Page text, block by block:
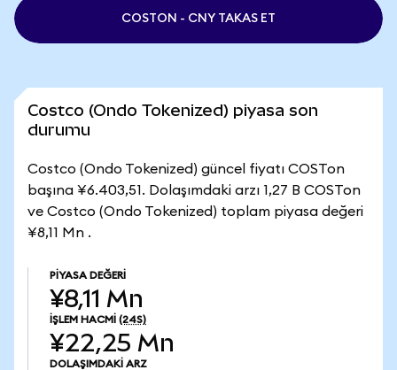
COSTON - CNY TAKAS ET
Costco (Ondo Tokenized) piyasa son
durumu
Costco (Ondo Tokenized) güncel fiyatı COSTon
başına ¥6.403,51. Dolaşımdaki arzı 1,27 B COSTon
ve Costco (Ondo Tokenized) toplam piyasa değeri
¥8,11 Mn .
PIYASA DEĞERI
¥8,11 Mn
İŞLEM HACMI (24S)
¥22,25 Mn
DOLAŞIMDAKI ARZ